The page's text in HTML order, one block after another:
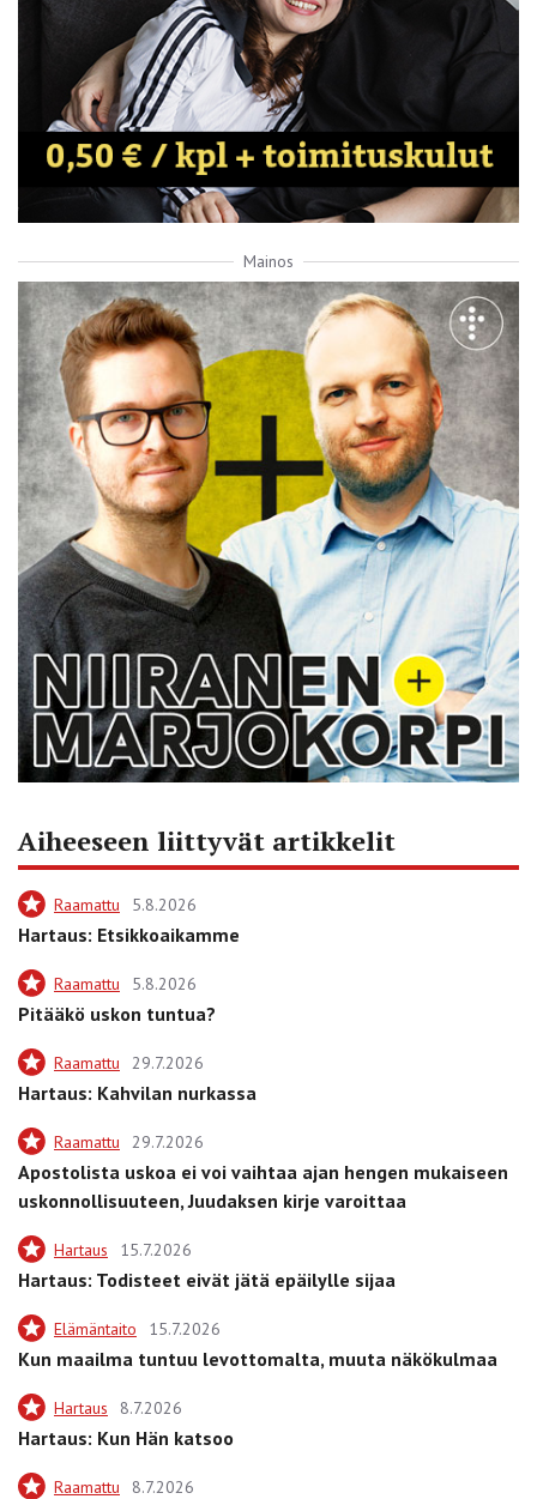
Mainos
Aiheeseen liittyvät artikkelit
Raamattu 5.8.2026
Hartaus: Etsikkoaikamme
Raamattu 5.8.2026
Pitääkö uskon tuntua?
Raamattu 29.7.2026
Hartaus: Kahvilan nurkassa
Raamattu 29.7.2026
Apostolista uskoa ei voi vaihtaa ajan hengen mukaiseen
uskonnollisuuteen, Juudaksen kirje varoittaa
Hartaus 15.7.2026
Hartaus: Todisteet eivät jätä epäilylle sijaa
Elämäntaito 15.7.2026
Kun maailma tuntuu levottomalta, muuta näkökulmaa
Hartaus 8.7.2026
Hartaus: Kun Hän katsoo
Raamattu 8.7.2026